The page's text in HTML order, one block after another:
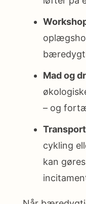
Mad og
– og
cykling
kan